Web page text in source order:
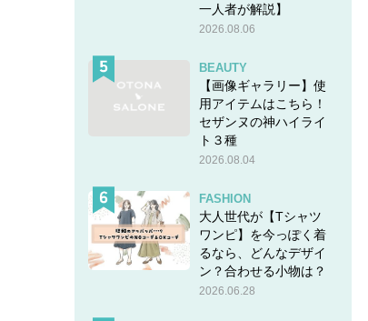
一人者が解説】
2026.08.06
BEAUTY
【画像ギャラリー】使
用アイテムはこちら！
セザンヌの神ハイライ
ト３種
2026.08.04
FASHION
大人世代が【Tシャツ
ワンピ】を今っぽく着
るなら、どんなデザイ
ン？合わせる小物は？
2026.06.28